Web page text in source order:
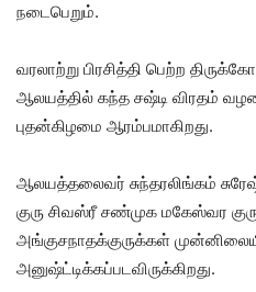
நடைபெறும்.
வரலாற்று பிரசித்தி பெற்ற
ஆலயத்தில் கந்த சஷ்டி விரதம்
புதன்கிழமை ஆரம்பமாகிறது.
ஆலயத்தலைவர் சுந்தரலிங்கம்
குரு சிவஸ்ரீ சண்முக மகேஸ்வர
அங்குசநாதக்குருக்கள்
அனுஷ்ட்டிக்கப்படவிருக்கிறது.